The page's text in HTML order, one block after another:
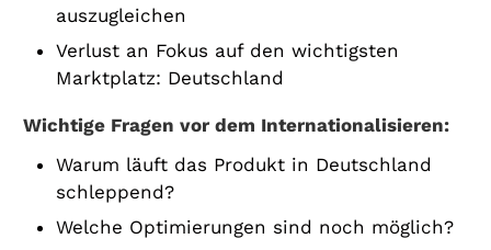
auszugleichen
Verlust an Fokus auf den wichtigsten
Marktplatz: Deutschland
Wichtige Fragen vor dem Internationalisieren:
Warum läuft das Produkt in Deutschland
schleppend?
Welche Optimierungen sind noch möglich?